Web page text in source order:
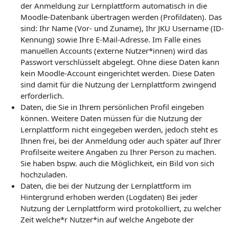
der Anmeldung zur Lernplattform automatisch in die
Moodle-Datenbank übertragen werden (Profildaten). Das
sind: Ihr Name (Vor- und Zuname), Ihr JKU Username (ID-
Kennung) sowie Ihre E-Mail-Adresse. Im Falle eines
manuellen Accounts (externe Nutzer*innen) wird das
Passwort verschlüsselt abgelegt. Ohne diese Daten kann
kein Moodle-Account eingerichtet werden. Diese Daten
sind damit für die Nutzung der Lernplattform zwingend
erforderlich.
Daten, die Sie in Ihrem persönlichen Profil eingeben
können. Weitere Daten müssen für die Nutzung der
Lernplattform nicht eingegeben werden, jedoch steht es
Ihnen frei, bei der Anmeldung oder auch später auf Ihrer
Profilseite weitere Angaben zu Ihrer Person zu machen.
Sie haben bspw. auch die Möglichkeit, ein Bild von sich
hochzuladen.
Daten, die bei der Nutzung der Lernplattform im
Hintergrund erhoben werden (Logdaten) Bei jeder
Nutzung der Lernplattform wird protokolliert, zu welcher
Zeit welche*r Nutzer*in auf welche Angebote der